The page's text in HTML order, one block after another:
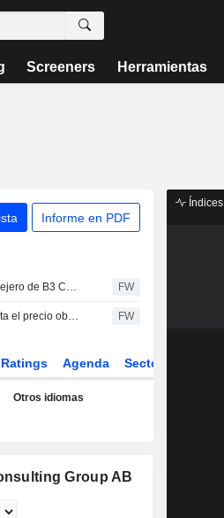
Screeners Herramientas
Informe en PDF
Martin Stenström, consejero de B3 Consulting, refuerza su posición en el capital de la compañía FW
Pareto Securities recorta el precio objetivo de B3 Consulting hasta las 24 coronas suecas y mantiene su recomendación de mantener FW
Ratings Agenda Sector
Otros idiomas
Group AB
Índices